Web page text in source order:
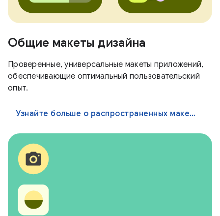
Общие макеты дизайна
Проверенные, универсальные макеты приложений,
обеспечивающие оптимальный пользовательский
опыт.
Узнайте больше о распространенных макетах дизайна